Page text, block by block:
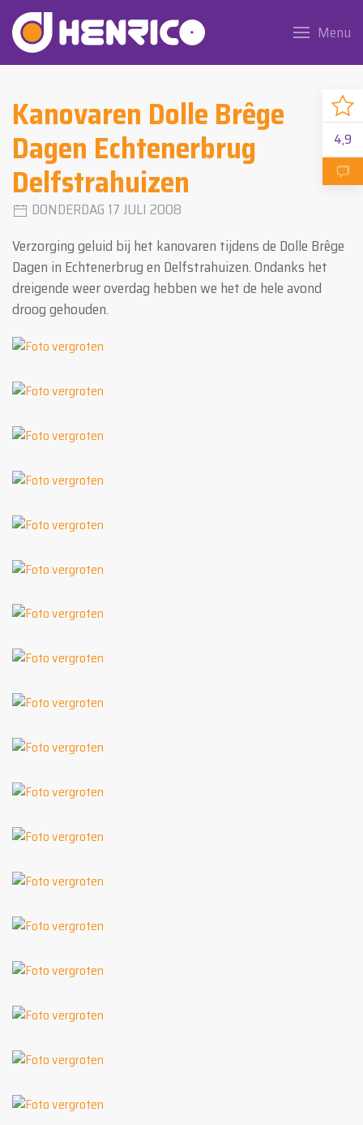
4,9
Menu
Kanovaren Dolle Brêge
Dagen Echtenerbrug
Delfstrahuizen
DONDERDAG 17 JULI 2008
Verzorging geluid bij het kanovaren tijdens de Dolle Brêge
Dagen in Echtenerbrug en Delfstrahuizen. Ondanks het
dreigende weer overdag hebben we het de hele avond
droog gehouden.